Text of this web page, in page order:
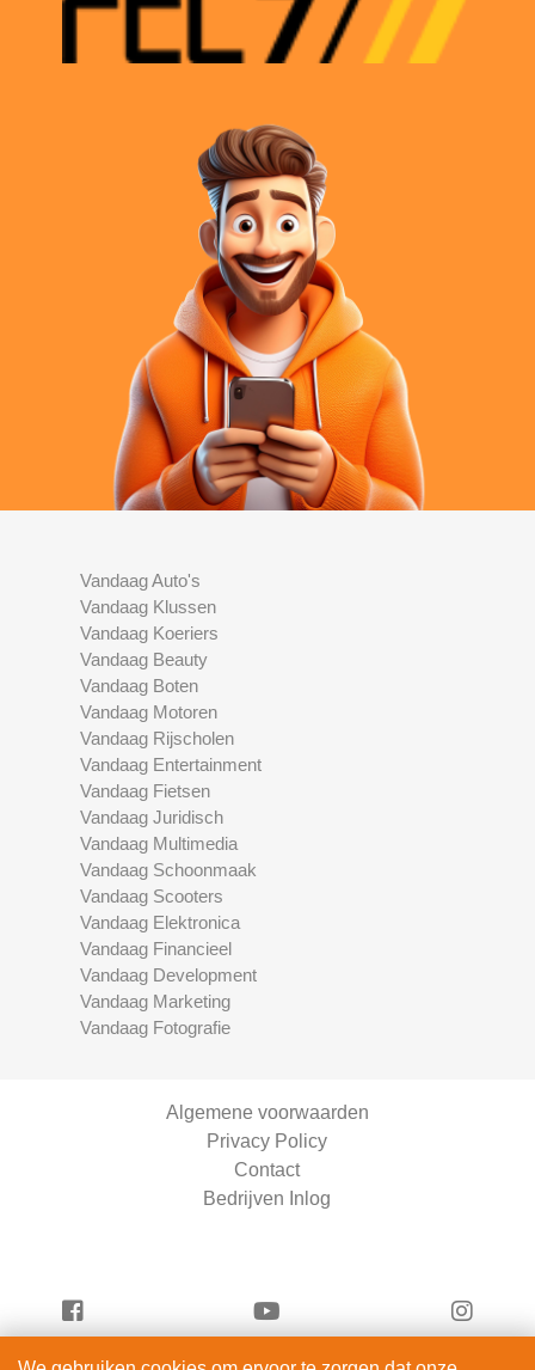
Vandaag Auto's
Vandaag Klussen
Vandaag Koeriers
Vandaag Beauty
Vandaag Boten
Vandaag Motoren
Vandaag Rijscholen
Vandaag Entertainment
Vandaag Fietsen
Vandaag Juridisch
Vandaag Multimedia
Vandaag Schoonmaak
Vandaag Scooters
Vandaag Elektronica
Vandaag Financieel
Vandaag Development
Vandaag Marketing
Vandaag Fotografie
Algemene voorwaarden
Privacy Policy
Contact
Bedrijven Inlog